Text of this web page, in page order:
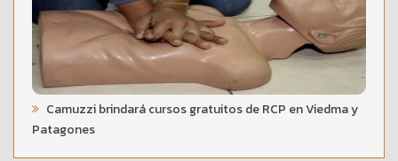
Camuzzi brindará cursos gratuitos de RCP en Viedma y
Patagones